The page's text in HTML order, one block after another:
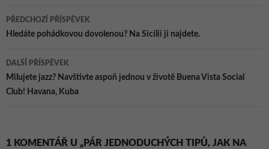
Navigace
pro
příspěvky
PŘEDCHOZÍ PŘÍSPĚVEK
Hledáte pohádkovou dovolenou? Na Sicílii ji najdete.
DALŠÍ PŘÍSPĚVEK
Milujete jazz? Navštivte aspoň jednou v životě Buena Vista Social
Club! Havana, Kuba
1 KOMENTÁŘ U „PÁR JEDNODUCHÝCH TIPŮ, JAK NA